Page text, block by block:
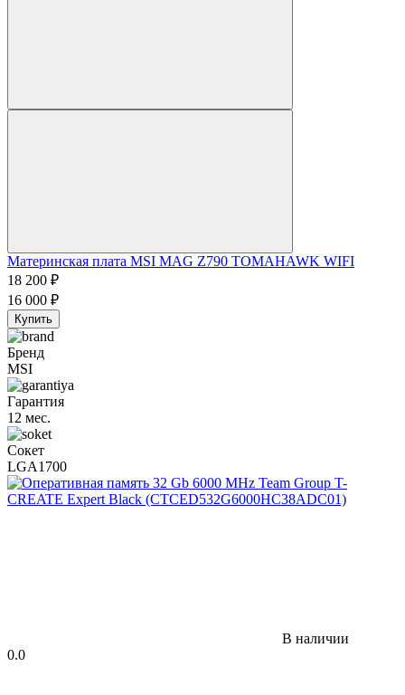
Материнская плата MSI MAG Z790 TOMAHAWK WIFI
18 200 ₽
16 000 ₽
Купить
Бренд
MSI
Гарантия
12 мес.
Сокет
LGA1700
В наличии
0.0